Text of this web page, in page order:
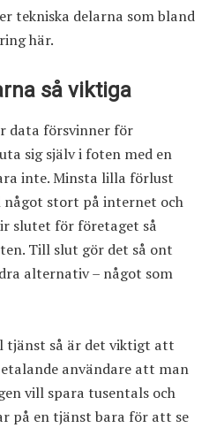
tekniska delarna som bland
här.
så viktiga
data försvinner för
sig själv i foten med en
inte. Minsta lilla förlust
stort på internet och
slutet för företaget så
Till slut gör det så ont
alternativ – något som
tjänst så är det viktigt att
användare att man
vill spara tusentals och
på en tjänst bara för att se